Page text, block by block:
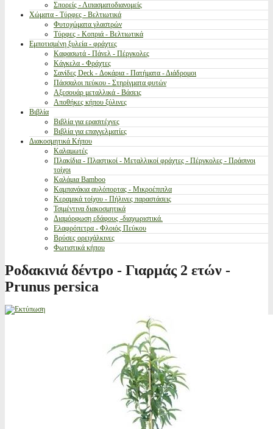
Σπορείς - Λιπασματοδιανομείς
Χώματα - Τύρφες - Βελτιωτικά
Φυτοχώματα γλαστρών
Τύρφες - Κοπριά - Βελτιωτικά
Εμποτισμένη ξυλεία - φράχτες
Καφασωτά - Πάνελ - Πέργκολες
Κάγκελα - Φράχτες
Σανίδες Deck - Δοκάρια - Πατήματα - Διάδρομοι
Πάσσαλοι πεύκου - Στηρίγματα φυτών
Αξεσουάρ μεταλλικά - Βάσεις
Αποθήκες κήπου ξύλινες
Βιβλία
Βιβλία για ερασιτέχνες
Βιβλία για επαγγελματίες
Διακοσμητικά Κήπου
Καλαμωτές
Πλακίδια - Πλαστικοί - Μεταλλικοί φράχτες - Πέργκολες - Πράσινοι
τοίχοι
Καλάμια Bamboo
Καμπανάκια αυλόπορτας - Μικροέπιπλα
Κεραμικά τοίχου - Πήλινες παραστάσεις
Τσιμέντινα διακοσμητικά
Διαμόρφωση εδάφους -διαχωριστικά.
Ελαφρόπετρα - Φλοιός Πεύκου
Βρύσες ορειχάλκινες
Φωτιστικά κήπου
Ροδακινιά δέντρο - Γιαρμάς 2 ετών -
Prunus persica